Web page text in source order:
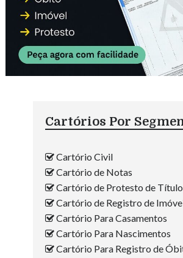
Cartórios Por
Cartório Civil
Cartório de Notas
Cartório de Protesto de
Cartório de Registro de
Cartório Para Casamentos
Cartório Para Nascimentos
Cartório Para Registro de